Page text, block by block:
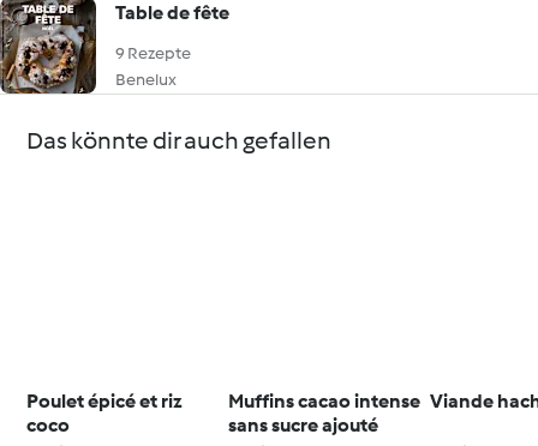
Table de fête
9 Rezepte
Benelux
Das könnte dir auch gefallen
Poulet épicé et riz
coco
Muffins cacao intense
sans sucre ajouté
Viande